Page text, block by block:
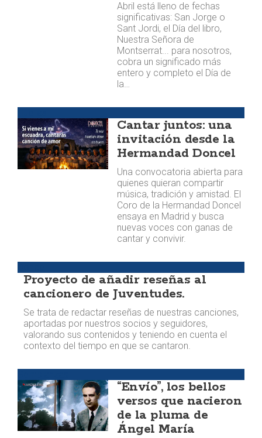
Abril está lleno de fechas
significativas: San Jorge o
Sant Jordi, el Día del libro,
Nuestra Señora de
Montserrat... para nosotros,
cobra un significado más
entero y completo el Día de
la…
Cantar juntos: una
invitación desde la
Hermandad Doncel
Una convocatoria abierta para
quienes quieran compartir
música, tradición y amistad. El
Coro de la Hermandad Doncel
ensaya en Madrid y busca
nuevas voces con ganas de
cantar y convivir.
Proyecto de añadir reseñas al
cancionero de Juventudes.
Se trata de redactar reseñas de nuestras canciones,
aportadas por nuestros socios y seguidores,
valorando sus contenidos y teniendo en cuenta el
contexto del tiempo en que se cantaron.
“Envío”, los bellos
versos que nacieron
de la pluma de
Ángel María